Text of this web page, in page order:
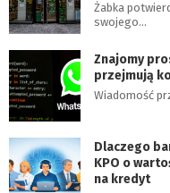
Żabka
swojego…
Znajomy
przejmują
Wiadomość
Dlaczego
KPO o
na kredyt